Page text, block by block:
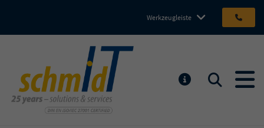
Werkzeugleiste
MELDUNGEN
Suchen